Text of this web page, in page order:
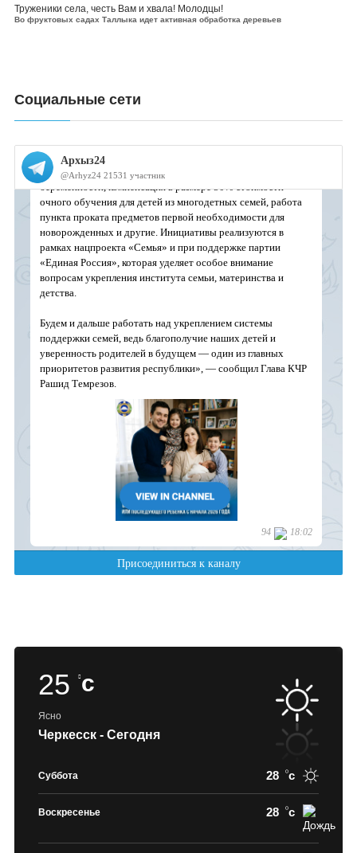
Труженики села, честь Вам и хвала! Молодцы!
Во фруктовых садах Таллыка идет активная обработка деревьев
Социальные сети
25 c
Ясно
Черкесск - Сегодня
Суббота 28 c
Воскресенье 28 c